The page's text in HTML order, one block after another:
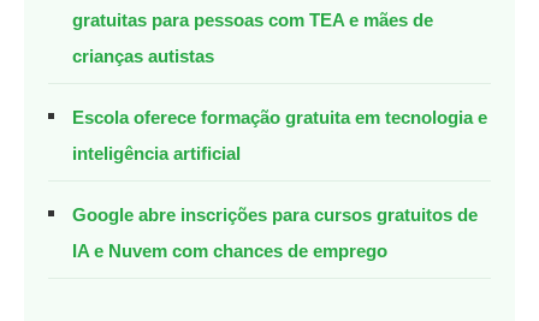
gratuitas para pessoas com TEA e mães de
crianças autistas
Escola oferece formação gratuita em tecnologia e
inteligência artificial
Google abre inscrições para cursos gratuitos de
IA e Nuvem com chances de emprego